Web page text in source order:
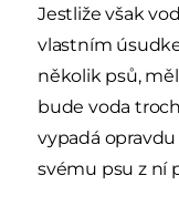
Jestliže však
vlastním
několik psů,
bude voda
vypadá
svému psu z ní